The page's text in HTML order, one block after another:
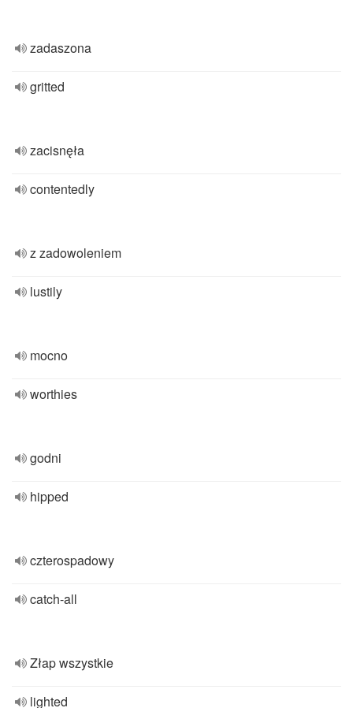
zadaszona
gritted
zacisnęła
contentedly
z zadowoleniem
lustily
mocno
worthies
godni
hipped
czterospadowy
catch-all
Złap wszystkie
lighted